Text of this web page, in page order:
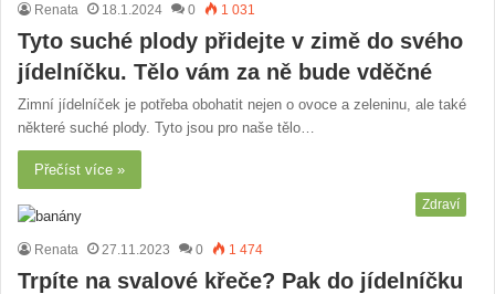
Renata 18.1.2024 0 1 031
Tyto suché plody přidejte v zimě do svého
jídelníčku. Tělo vám za ně bude vděčné
Zimní jídelníček je potřeba obohatit nejen o ovoce a zeleninu, ale také
některé suché plody. Tyto jsou pro naše tělo…
Přečíst více »
Zdraví
Renata 27.11.2023 0 1 474
Trpíte na svalové křeče? Pak do jídelníčku